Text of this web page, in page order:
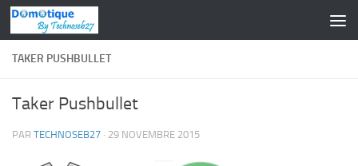
Skip to content
TAKER PUSHBULLET
Taker Pushbullet
PAR TECHNOSEB27 · 29 NOVEMBRE 2015